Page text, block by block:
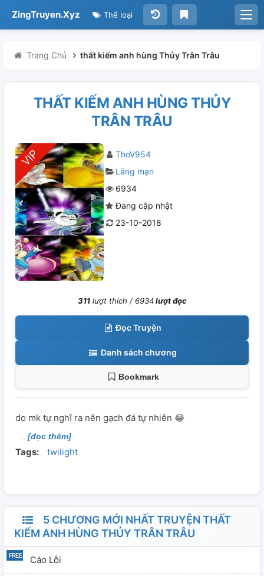
ZingTruyen.Xyz Thể loại
Trang Chủ thất kiếm anh hùng Thủy Trân Trâu
THẤT KIẾM ANH HÙNG THỦY
TRÂN TRÂU
ThoV954
Lãng mạn
6934
Đang cập nhật
23-10-2018
311lượt thích / 6934lượt đọc
Đọc Truyện
Danh sách chương
Bookmark
do mk tự nghĩ ra nên gạch đá tự nhiên 😂
[đọc thêm]
Tags: twilight
5 CHƯƠNG MỚI NHẤT TRUYỆN THẤT
KIẾM ANH HÙNG THỦY TRÂN TRÂU
Cáo Lỗi